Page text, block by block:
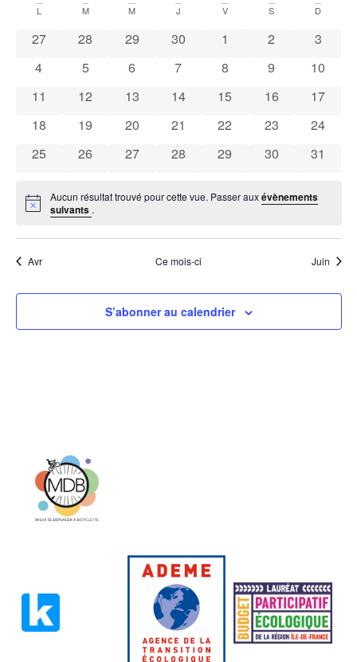
vues
une
Calendrier
de
Évènements
L M M J V S D
0 évènements
27 0 évènements
28 0 évènements
29 0 évènements
30 0 évènements
1 0 évènements
2 0
3
0 évènements
4 0 évènements
5 0 évènements
6 0 évènements
7 0 évènements
8 0 évènements
9 0
10
0 évènements
11 0 évènements
12 0 évènements
13 0 évènements
14 0 évènements
15 0 évènements
16 0
17
0 évènements
18 0 évènements
19 0 évènements
20 0 évènements
21 0 évènements
22 0 évènements
23 0
24
0 évènements
25 0 évènements
26 0 évènements
27 0 évènements
28 0 évènements
29 0 évènements
30 0
31
Notice
Aucun résultat trouvé pour cette vue. Passer auxévènements
suivants .
Avr Ce mois-ci Juin
S’abonner au calendrier